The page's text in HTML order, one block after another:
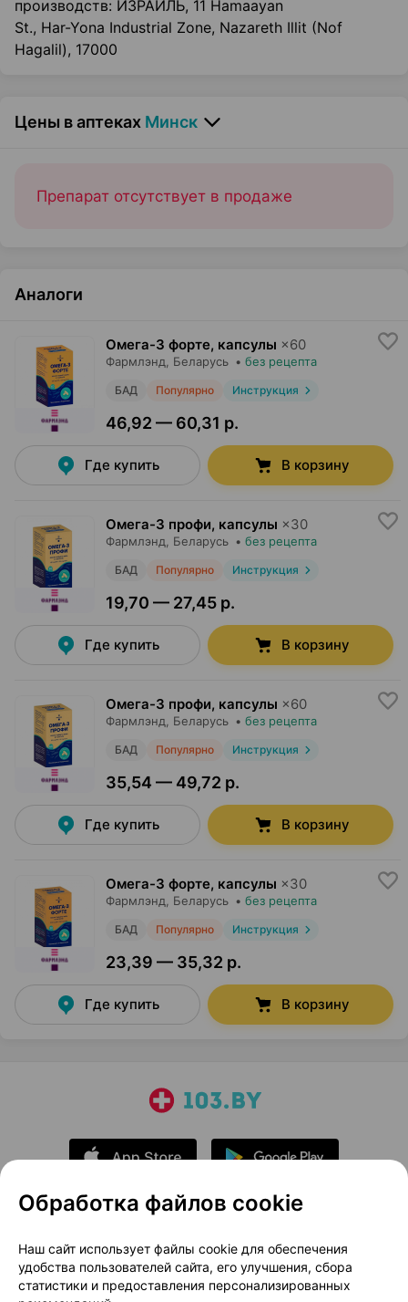
производств: ИЗРАИЛЬ, 11 Hamaayan
St., Har-Yona Industrial Zone, Nazareth Illit (Nof
Hagalil), 17000
Цены в аптеках Минск
Препарат отсутствует в продаже
Аналоги
Омега-3 форте, капсулы ×60
Фармлэнд, Беларусь • без рецепта
БАД Популярно Инструкция
46,92 — 60,31 р.
Где купить В корзину
Омега-3 профи, капсулы ×30
Фармлэнд, Беларусь • без рецепта
БАД Популярно Инструкция
19,70 — 27,45 р.
Где купить В корзину
Омега-3 профи, капсулы ×60
Фармлэнд, Беларусь • без рецепта
БАД Популярно Инструкция
35,54 — 49,72 р.
Где купить В корзину
Омега-3 форте, капсулы ×30
Фармлэнд, Беларусь • без рецепта
БАД Популярно Инструкция
23,39 — 35,32 р.
Где купить В корзину
О проекте
Новости проекта
Размещение рекламы
Медицинский маркетинг
Публичный договор
Доставка
Обработка файлов cookie
Наш сайт использует файлы cookie для обеспечения
удобства пользователей сайта, его улучшения, сбора
статистики и предоставления персонализированных